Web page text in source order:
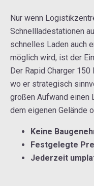
Nur wenn
Schnellladestationen
schnelles Laden auch
möglich wird, ist der
Der Rapid Charger
wo er strategisch
großen Aufwand einen
dem eigenen Gelände
Keine
Festgelegte
Jederzeit